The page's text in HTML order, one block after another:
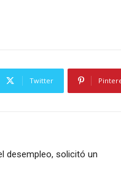
Twitter
desempleo, solicitó un